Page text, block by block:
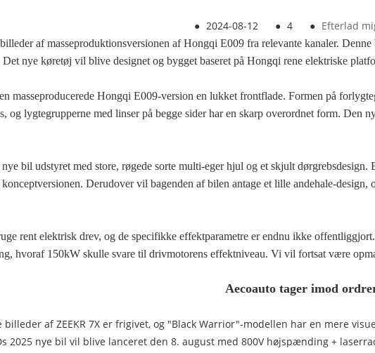
● 2024-08-12 ● 4 ● Efterlad
af masseproduktionsversionen af ​​Hongqi E009 fra relevante kanaler.
nye køretøj vil blive designet og bygget baseret på Hongqi rene elektriske
masseproducerede Hongqi E009-version en lukket frontflade. Formen på
og lygtegrupperne med linser på begge sider har en skarp overordnet form. Den
bil udstyret med store, røgede sorte multi-eger hjul og et skjult
Derudover vil bagenden af ​​bilen antage et lille andehale-
rent elektrisk drev, og de specifikke effektparametre er endnu ikke
hvoraf 150kW skulle svare til drivmotorens effektniveau. Vi vil fortsat være
Aecoauto tager imod
billeder af ZEEKR 7X er frigivet, og "Black Warrior"-modellen har en mere
2025 nye bil vil blive lanceret den 8. august med 800V højspænding +